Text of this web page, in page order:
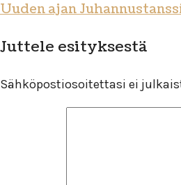
Uuden ajan
Juttele esityksestä
Sähköpostiosoitettasi ei